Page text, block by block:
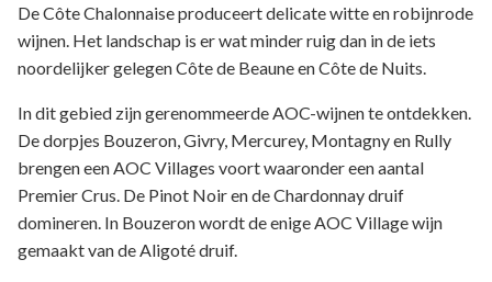
De Côte Chalonnaise produceert delicate witte en robijnrode
wijnen. Het landschap is er wat minder ruig dan in de iets
noordelijker gelegen Côte de Beaune en Côte de Nuits.
In dit gebied zijn gerenommeerde AOC-wijnen te ontdekken.
De dorpjes Bouzeron, Givry, Mercurey, Montagny en Rully
brengen een AOC Villages voort waaronder een aantal
Premier Crus. De Pinot Noir en de Chardonnay druif
domineren. In Bouzeron wordt de enige AOC Village wijn
gemaakt van de Aligoté druif.